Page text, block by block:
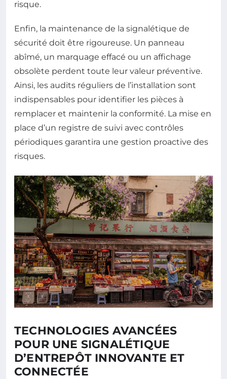
risque.
Enfin, la maintenance de la signalétique de
sécurité doit être rigoureuse. Un panneau
abîmé, un marquage effacé ou un affichage
obsolète perdent toute leur valeur préventive.
Ainsi, les audits réguliers de l’installation sont
indispensables pour identifier les pièces à
remplacer et maintenir la conformité. La mise en
place d’un registre de suivi avec contrôles
périodiques garantira une gestion proactive des
risques.
TECHNOLOGIES AVANCÉES
POUR UNE SIGNALÉTIQUE
D’ENTREPÔT INNOVANTE ET
CONNECTÉE